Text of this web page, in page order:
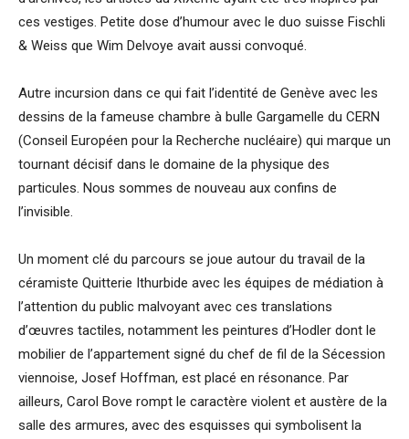
ces vestiges. Petite dose d’humour avec le duo suisse Fischli
& Weiss que Wim Delvoye avait aussi convoqué.
Autre incursion dans ce qui fait l’identité de Genève avec les
dessins de la fameuse chambre à bulle Gargamelle du CERN
(Conseil Européen pour la Recherche nucléaire) qui marque un
tournant décisif dans le domaine de la physique des
particules. Nous sommes de nouveau aux confins de
l’invisible.
Un moment clé du parcours se joue autour du travail de la
céramiste Quitterie Ithurbide avec les équipes de médiation à
l’attention du public malvoyant avec ces translations
d’œuvres tactiles, notamment les peintures d’Hodler dont le
mobilier de l’appartement signé du chef de fil de la Sécession
viennoise, Josef Hoffman, est placé en résonance. Par
ailleurs, Carol Bove rompt le caractère violent et austère de la
salle des armures, avec des esquisses qui symbolisent la